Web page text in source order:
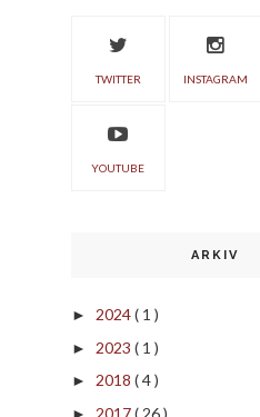
TWITTER INSTAGRAM
YOUTUBE
ARKIV
► 2024( 1 )
► 2023 ( 1 )
► 2018 ( 4 )
► 2017( 26 )